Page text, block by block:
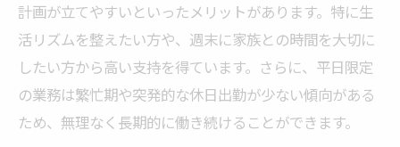
計画が立てやすいといったメリットがあります。特に生
活リズムを整えたい方や、週末に家族との時間を大切に
したい方から高い支持を得ています。さらに、平日限定
の業務は繁忙期や突発的な休日出勤が少ない傾向がある
ため、無理なく長期的に働き続けることができます。